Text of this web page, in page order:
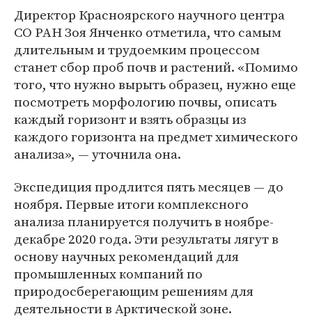
Директор Красноярского научного центра
СО РАН Зоя Янченко отметила, что самым
длительным и трудоемким процессом
станет сбор проб почв и растений. «Помимо
того, что нужно вырыть образец, нужно еще
посмотреть морфологию почвы, описать
каждый горизонт и взять образцы из
каждого горизонта на предмет химического
анализа», — уточнила она.
Экспедиция продлится пять месяцев — до
ноября. Первые итоги комплексного
анализа планируется получить в ноябре-
декабре 2020 года. Эти результаты лягут в
основу научных рекомендаций для
промышленных компаний по
природосберегающим решениям для
деятельности в Арктической зоне.